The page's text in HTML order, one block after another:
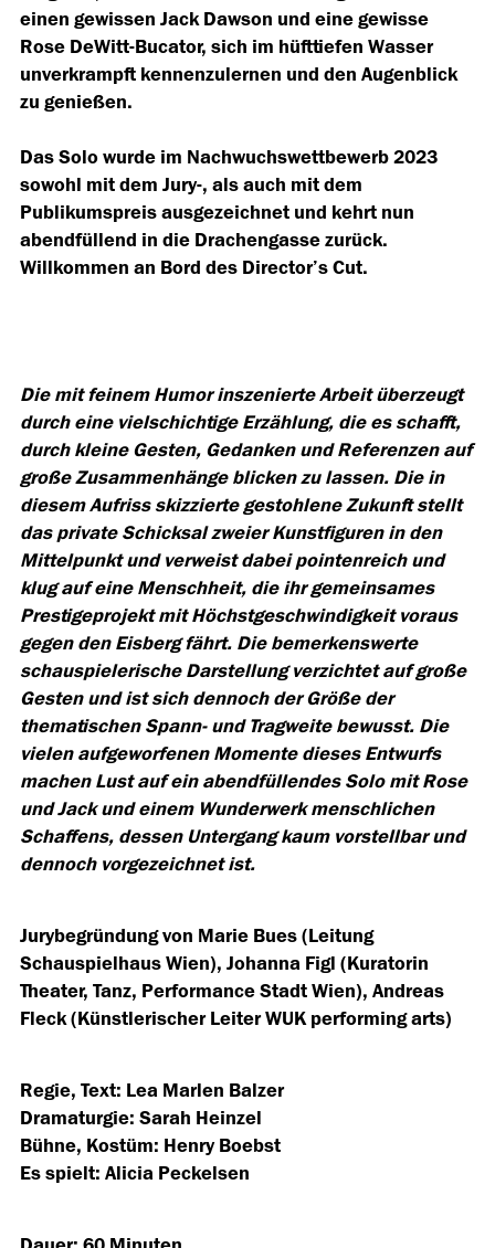
einen gewissen Jack Dawson und eine gewisse
Rose DeWitt-Bucator, sich im hüfttiefen Wasser
unverkrampft kennenzulernen und den Augenblick
zu genießen.
Das Solo wurde im Nachwuchswettbewerb 2023
sowohl mit dem Jury-, als auch mit dem
Publikumspreis ausgezeichnet und kehrt nun
abendfüllend in die Drachengasse zurück.
Willkommen an Bord des Director’s Cut.
Die mit feinem Humor inszenierte Arbeit überzeugt
durch eine vielschichtige Erzählung, die es schafft,
durch kleine Gesten, Gedanken und Referenzen auf
große Zusammenhänge blicken zu lassen. Die in
diesem Aufriss skizzierte gestohlene Zukunft stellt
das private Schicksal zweier Kunstfiguren in den
Mittelpunkt und verweist dabei pointenreich und
klug auf eine Menschheit, die ihr gemeinsames
Prestigeprojekt mit Höchstgeschwindigkeit voraus
gegen den Eisberg fährt. Die bemerkenswerte
schauspielerische Darstellung verzichtet auf große
Gesten und ist sich dennoch der Größe der
thematischen Spann- und Tragweite bewusst. Die
vielen aufgeworfenen Momente dieses Entwurfs
machen Lust auf ein abendfüllendes Solo mit Rose
und Jack und einem Wunderwerk menschlichen
Schaffens, dessen Untergang kaum vorstellbar und
dennoch vorgezeichnet ist.
Jurybegründung von Marie Bues (Leitung
Schauspielhaus Wien), Johanna Figl (Kuratorin
Theater, Tanz, Performance Stadt Wien), Andreas
Fleck (Künstlerischer Leiter WUK performing arts)
Regie, Text: Lea Marlen Balzer
Dramaturgie: Sarah Heinzel
Bühne, Kostüm: Henry Boebst
Es spielt: Alicia Peckelsen